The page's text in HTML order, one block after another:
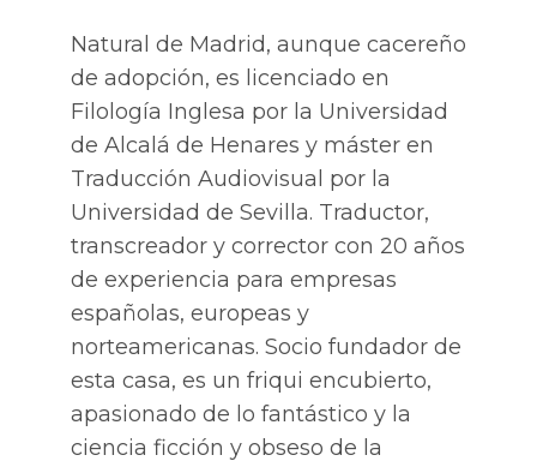
Natural de Madrid, aunque cacereño
de adopción, es licenciado en
Filología Inglesa por la Universidad
de Alcalá de Henares y máster en
Traducción Audiovisual por la
Universidad de Sevilla. Traductor,
transcreador y corrector con 20 años
de experiencia para empresas
españolas, europeas y
norteamericanas. Socio fundador de
esta casa, es un friqui encubierto,
apasionado de lo fantástico y la
ciencia ficción y obseso de la